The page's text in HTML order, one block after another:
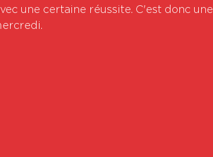
une certaine réussite. C'est donc une